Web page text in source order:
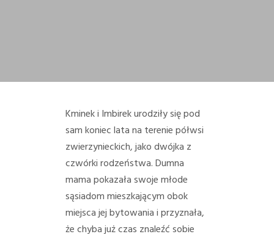
PRZYJACIELE
PORADY/PRAWO
Kminek i Imbirek urodziły się pod
sam koniec lata na terenie półwsi
zwierzynieckich, jako dwójka z
czwórki rodzeństwa. Dumna
mama pokazała swoje młode
sąsiadom mieszkającym obok
miejsca jej bytowania i przyznała,
że chyba już czas znaleźć sobie